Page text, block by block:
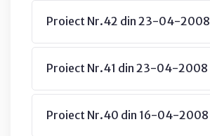
Proiect Nr.42 din 23-04-2008
Proiect Nr.41 din 23-04-2008
Proiect Nr.40 din 16-04-2008